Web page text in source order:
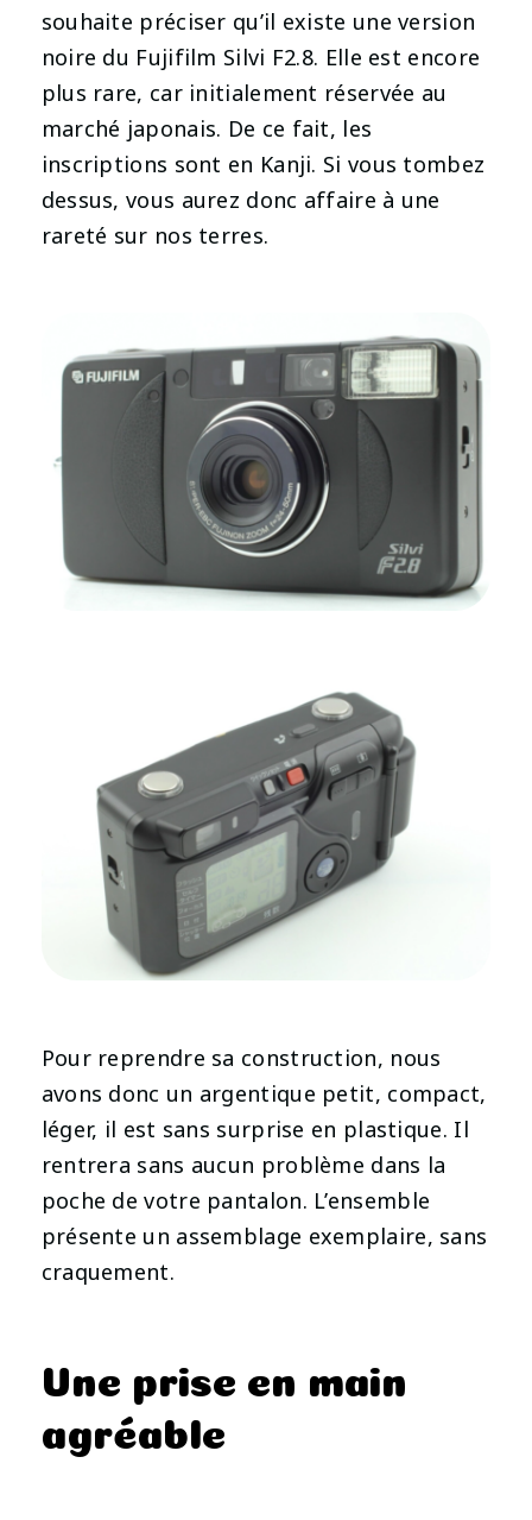
souhaite préciser qu’il existe une version
noire du Fujifilm Silvi F2.8. Elle est encore
plus rare, car initialement réservée au
marché japonais. De ce fait, les
inscriptions sont en Kanji. Si vous tombez
dessus, vous aurez donc affaire à une
rareté sur nos terres.
Pour reprendre sa construction, nous
avons donc un argentique petit, compact,
léger, il est sans surprise en plastique. Il
rentrera sans aucun problème dans la
poche de votre pantalon. L’ensemble
présente un assemblage exemplaire, sans
craquement.
Une prise en main
agréable